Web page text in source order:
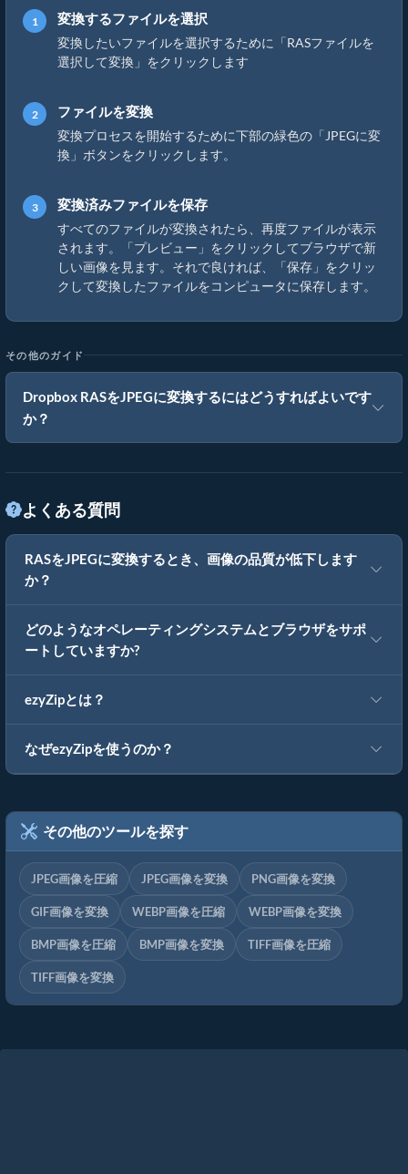
変換するファイルを選択
変換したいファイルを選択するために「RASファイルを
選択して変換」をクリックします
ファイルを変換
変換プロセスを開始するために下部の緑色の「JPEGに変
換」ボタンをクリックします。
変換済みファイルを保存
すべてのファイルが変換されたら、再度ファイルが表示
されます。「プレビュー」をクリックしてブラウザで新
しい画像を見ます。それで良ければ、「保存」をクリッ
クして変換したファイルをコンピュータに保存します。
その他のガイド
Dropbox RASをJPEGに変換するにはどうすればよいです
か？
よくある質問
RASをJPEGに変換するとき、画像の品質が低下します
か？
どのようなオペレーティングシステムとブラウザをサポ
ートしていますか?
ezyZipとは？
なぜezyZipを使うのか？
その他のツールを探す
JPEG画像を圧縮 JPEG画像を変換 PNG画像を変換
GIF画像を変換 WEBP画像を圧縮 WEBP画像を変換
BMP画像を圧縮 BMP画像を変換 TIFF画像を圧縮
TIFF画像を変換